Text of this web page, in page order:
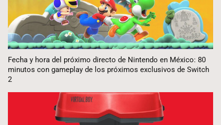
Fecha y hora del próximo directo de Nintendo en México: 80
minutos con gameplay de los próximos exclusivos de Switch
2